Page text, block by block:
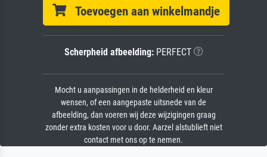
Toevoegen aan winkelmandje
Scherpheid afbeelding:PERFECT
Mocht u aanpassingen in de helderheid en kleur
wensen, of een aangepaste uitsnede van de
afbeelding, dan voeren wij deze wijzigingen graag
zonder extra kosten voor u door. Aarzel alstublieft niet
contact met ons op te nemen.